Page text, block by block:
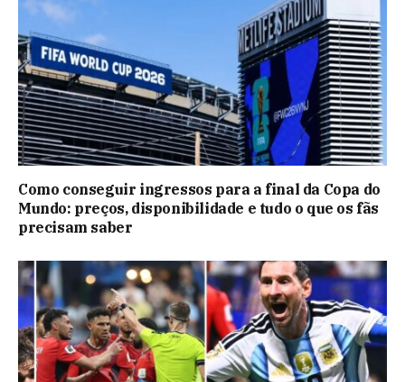
Como conseguir ingressos para a final da Copa do
Mundo: preços, disponibilidade e tudo o que os fãs
precisam saber